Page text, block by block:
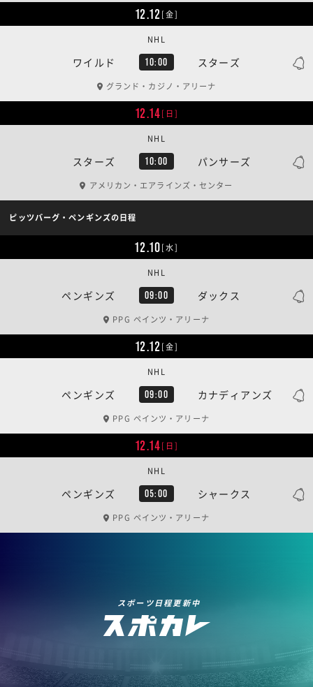
12.12[金]
ワイルド 10:00 スターズ
NHL
グランド・カジノ・アリーナ
12.14[日]
スターズ 10:00 パンサーズ
NHL
アメリカン・エアラインズ・センター
ピッツバーグ・ペンギンズの日程
12.10[水]
ペンギンズ 09:00 ダックス
NHL
PPG ペインツ・アリーナ
12.12[金]
ペンギンズ 09:00 カナディアンズ
NHL
PPG ペインツ・アリーナ
12.14[日]
ペンギンズ 05:00 シャークス
NHL
PPG ペインツ・アリーナ
スポーツ日程更新中